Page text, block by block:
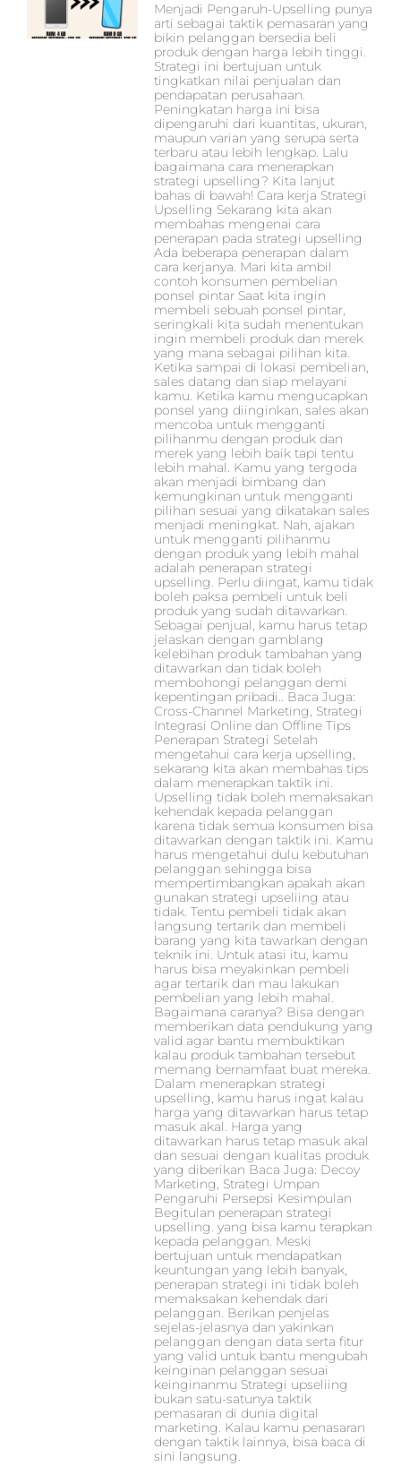
Menjadi Pengaruh-Upselling punya
arti sebagai taktik pemasaran yang
bikin pelanggan bersedia beli
produk dengan harga lebih tinggi.
Strategi ini bertujuan untuk
tingkatkan nilai penjualan dan
pendapatan perusahaan.
Peningkatan harga ini bisa
dipengaruhi dari kuantitas, ukuran,
maupun varian yang serupa serta
terbaru atau lebih lengkap. Lalu
bagaimana cara menerapkan
strategi upselling? Kita lanjut
bahas di bawah! Cara kerja Strategi
Upselling Sekarang kita akan
membahas mengenai cara
penerapan pada strategi upselling
Ada beberapa penerapan dalam
cara kerjanya. Mari kita ambil
contoh konsumen pembelian
ponsel pintar Saat kita ingin
membeli sebuah ponsel pintar,
seringkali kita sudah menentukan
ingin membeli produk dan merek
yang mana sebagai pilihan kita.
Ketika sampai di lokasi pembelian,
sales datang dan siap melayani
kamu. Ketika kamu mengucapkan
ponsel yang diinginkan, sales akan
mencoba untuk mengganti
pilihanmu dengan produk dan
merek yang lebih baik tapi tentu
lebih mahal. Kamu yang tergoda
akan menjadi bimbang dan
kemungkinan untuk mengganti
pilihan sesuai yang dikatakan sales
menjadi meningkat. Nah, ajakan
untuk mengganti pilihanmu
dengan produk yang lebih mahal
adalah penerapan strategi
upselling. Perlu diingat, kamu tidak
boleh paksa pembeli untuk beli
produk yang sudah ditawarkan.
Sebagai penjual, kamu harus tetap
jelaskan dengan gamblang
kelebihan produk tambahan yang
ditawarkan dan tidak boleh
membohongi pelanggan demi
kepentingan pribadi.. Baca Juga:
Cross-Channel Marketing, Strategi
Integrasi Online dan Offline Tips
Penerapan Strategi Setelah
mengetahui cara kerja upselling,
sekarang kita akan membahas tips
dalam menerapkan taktik ini.
Upselling tidak boleh memaksakan
kehendak kepada pelanggan
karena tidak semua konsumen bisa
ditawarkan dengan taktik ini. Kamu
harus mengetahui dulu kebutuhan
pelanggan sehingga bisa
mempertimbangkan apakah akan
gunakan strategi upseliing atau
tidak. Tentu pembeli tidak akan
langsung tertarik dan membeli
barang yang kita tawarkan dengan
teknik ini. Untuk atasi itu, kamu
harus bisa meyakinkan pembeli
agar tertarik dan mau lakukan
pembelian yang lebih mahal.
Bagaimana caranya? Bisa dengan
memberikan data pendukung yang
valid agar bantu membuktikan
kalau produk tambahan tersebut
memang bernamfaat buat mereka.
Dalam menerapkan strategi
upselling, kamu harus ingat kalau
harga yang ditawarkan harus tetap
masuk akal. Harga yang
ditawarkan harus tetap masuk akal
dan sesuai dengan kualitas produk
yang diberikan Baca Juga: Decoy
Marketing, Strategi Umpan
Pengaruhi Persepsi Kesimpulan
Begitulan penerapan strategi
upselling. yang bisa kamu terapkan
kepada pelanggan. Meski
bertujuan untuk mendapatkan
keuntungan yang lebih banyak,
penerapan strategi ini tidak boleh
memaksakan kehendak dari
pelanggan. Berikan penjelas
sejelas-jelasnya dan yakinkan
pelanggan dengan data serta fitur
yang valid untuk bantu mengubah
keinginan pelanggan sesuai
keinginanmu Strategi upseliing
bukan satu-satunya taktik
pemasaran di dunia digital
marketing. Kalau kamu penasaran
dengan taktik lainnya, bisa baca di
sini langsung.